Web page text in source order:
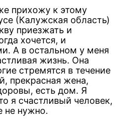
прихожу к этому
(Калужская область)
приезжать и
хочется, и
А в остальном у меня
жизнь. Она
стремятся в течение
прекрасная жена,
есть дом. Я
я счастливый человек,
не нужно.